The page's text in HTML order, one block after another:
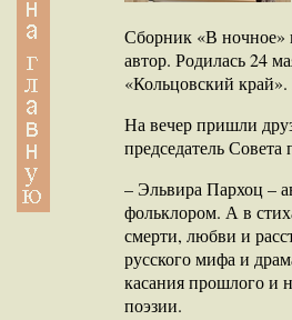
Сборник «В ночное»
автор. Родилась 24
«Кольцовский край».
На вечер пришли
председатель
– Эльвира Пархоц –
фольклором. А в
смерти, любви и
русского мифа и
касания прошлого и
поэзии.